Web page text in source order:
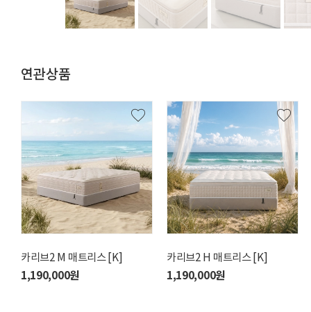
연관상품
카리브2 M 매트리스 [K]
1,190,000원
카리브2 H 매트리스 [K]
1,190,000원
앤리브M 매트리스 [Q]
1,490,000원
디폰즈H 매트리스 [Q]
2,990,000원